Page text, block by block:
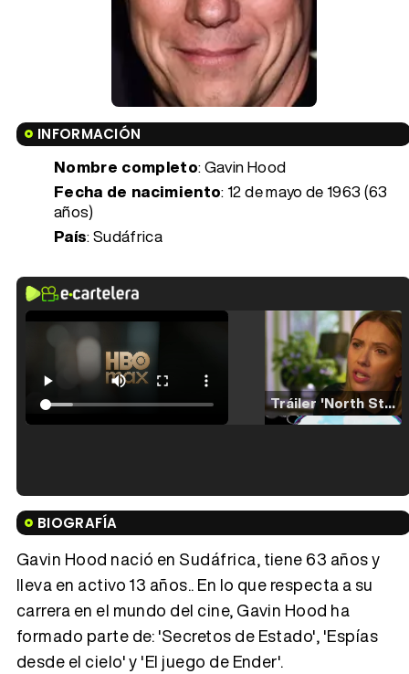
INFORMACIÓN
Nombre completo: Gavin Hood
Fecha de nacimiento: 12 de mayo de 1963 (63
años)
País: Sudáfrica
Tráiler 'North Star' (2023)
Tráiler en español de 'La isla olvidada'
BIOGRAFÍA
Gavin Hood nació en Sudáfrica, tiene 63 años y
lleva en activo 13 años.. En lo que respecta a su
carrera en el mundo del cine, Gavin Hood ha
formado parte de: 'Secretos de Estado', 'Espías
desde el cielo' y 'El juego de Ender'.